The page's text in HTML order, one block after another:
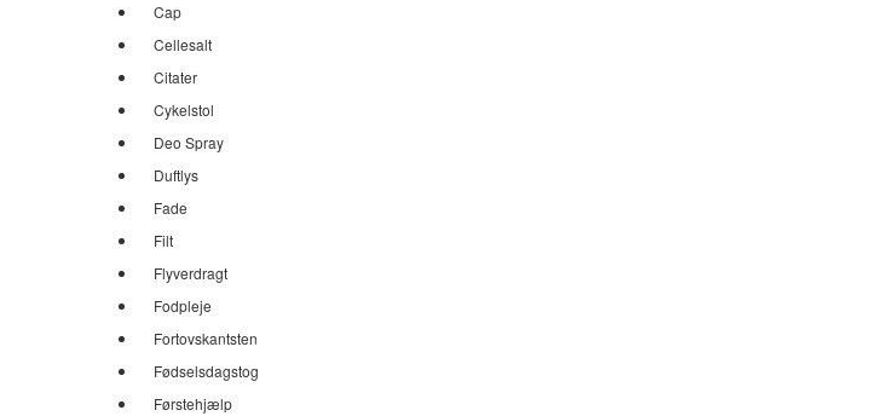
Cap
Cellesalt
Citater
Cykelstol
Deo Spray
Duftlys
Fade
Filt
Flyverdragt
Fodpleje
Fortovskantsten
Fødselsdagstog
Førstehjælp